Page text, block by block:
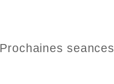
Prochaines seances